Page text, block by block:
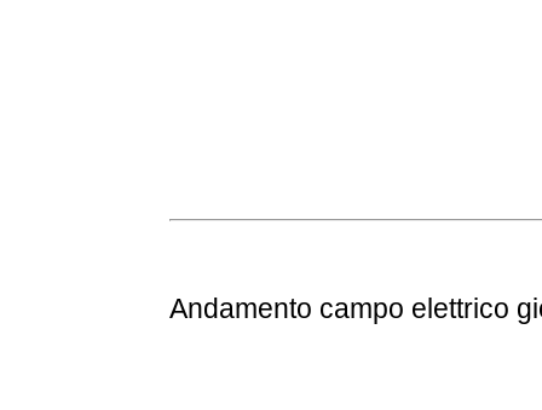
Andamento campo elettrico